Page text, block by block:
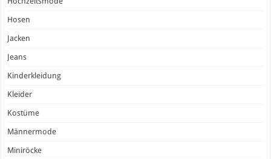
Hosen
Jacken
Jeans
Kinderkleidung
Kleider
Kostüme
Männermode
Miniröcke